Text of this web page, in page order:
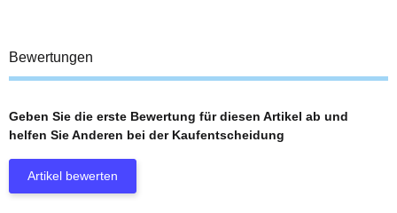
Bewertungen
Geben Sie die erste Bewertung für diesen Artikel ab und
helfen Sie Anderen bei der Kaufentscheidung
Artikel bewerten